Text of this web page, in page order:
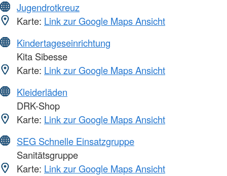
Jugendrotkreuz
Karte: Link zur Google Maps Ansicht
Kindertageseinrichtung
Kita Sibesse
Karte: Link zur Google Maps Ansicht
Kleiderläden
DRK-Shop
Karte: Link zur Google Maps Ansicht
SEG Schnelle Einsatzgruppe
Sanitätsgruppe
Karte: Link zur Google Maps Ansicht